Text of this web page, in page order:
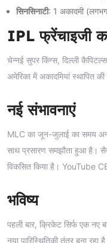
सिनसिनाटी: 1 अकादमी
IPL फ्रेंचाइजी
चेन्नई सुपर किंग्स, दिल्ली
अमेरिका में अकादमियां स्थापित
नई संभावनाएं
MLC का जून-जुलाई का समय
साथ प्रसारण समझौता हुआ है।
विकसित किया है। YouTube
भविष्य
पहली बार, क्रिकेट सिर्फ एक नए
नया पारिस्थितिकी तंत्र बना